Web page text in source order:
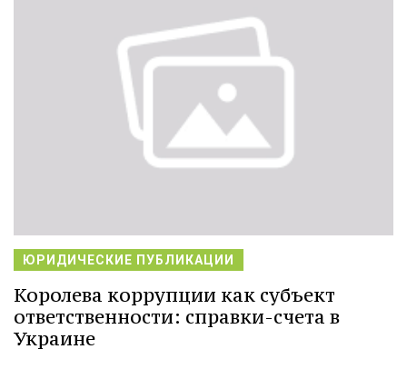
ЮРИДИЧЕСКИЕ ПУБЛИКАЦИИ
Королева коррупции как субъект
ответственности: справки-счета в
Украине